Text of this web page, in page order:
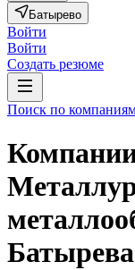
Батырево
Войти
Войти
Создать резюме
Поиск по
Батырева